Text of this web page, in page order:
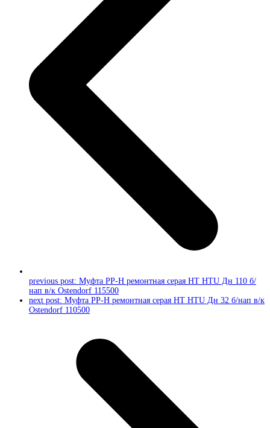
previous post: Муфта PP-H ремонтная серая HT HTU Дн 110 б/
нап в/к Ostendorf 115500
next post: Муфта PP-H ремонтная серая HT HTU Дн 32 б/нап в/к
Ostendorf 110500